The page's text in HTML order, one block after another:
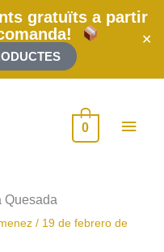
gratuïts a partir
✕
0
Quesada
/ 19 de febrero de